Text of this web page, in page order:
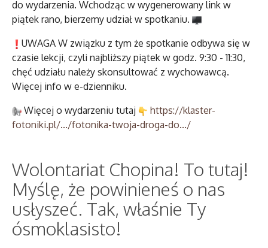
do wydarzenia. Wchodząc w wygenerowany link w
piątek rano, bierzemy udział w spotkaniu.
UWAGA W związku z tym że spotkanie odbywa się w
czasie lekcji, czyli najbliższy piątek w godz. 9:30 - 11:30,
chęć udziału należy skonsultować z wychowawcą.
Więcej info w e-dzienniku.
Więcej o wydarzeniu tutaj
https://klaster-
fotoniki.pl/.../fotonika-twoja-droga-do.../
Wolontariat Chopina! To tutaj!
Myślę, że powinieneś o nas
usłyszeć. Tak, właśnie Ty
ósmoklasisto!